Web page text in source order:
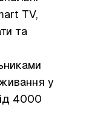
TV,
та
у
4000